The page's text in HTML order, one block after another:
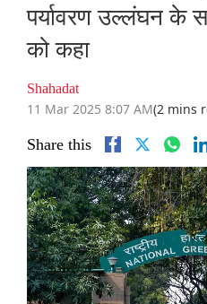
पर्यावरण उल्लंघन के
को कहा
Shahadat
11 Mar 2025 8:07 AM(2 mins
Share this